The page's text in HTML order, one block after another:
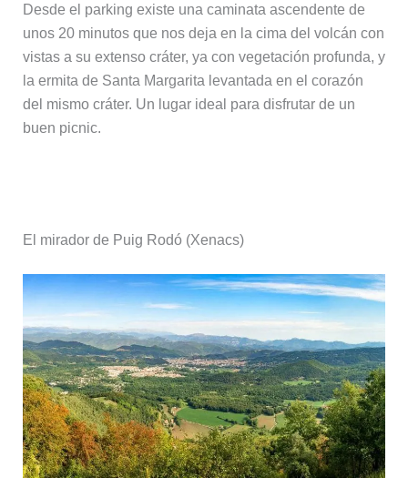
Desde el parking existe una caminata ascendente de
unos 20 minutos que nos deja en la cima del volcán con
vistas a su extenso cráter, ya con vegetación profunda, y
la ermita de Santa Margarita levantada en el corazón
del mismo cráter. Un lugar ideal para disfrutar de un
buen picnic.
El mirador de Puig Rodó (Xenacs)